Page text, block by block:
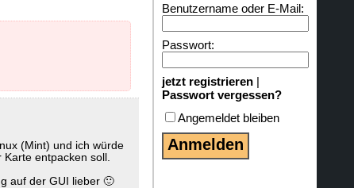
(Mint) und ich würde
entpacken soll.
auf der GUI lieber 🙂
Benutzername oder E-Mail:
Passwort:
jetzt registrieren |
Passwort vergessen?
Angemeldet bleiben